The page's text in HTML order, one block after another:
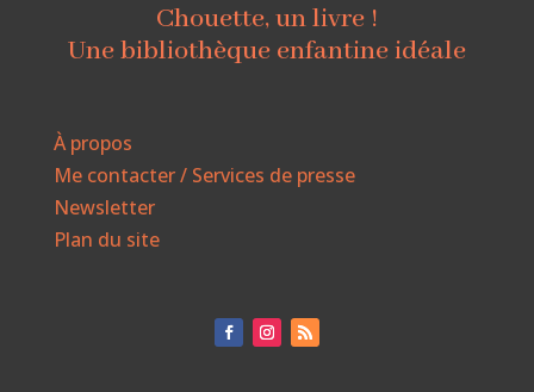
Chouette, un livre !
Une bibliothèque enfantine idéale
À propos
Me contacter / Services de presse
Newsletter
Plan du site